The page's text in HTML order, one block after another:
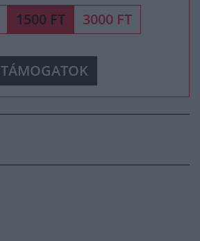
1500 FT 3000 FT
TÁMOGATOK